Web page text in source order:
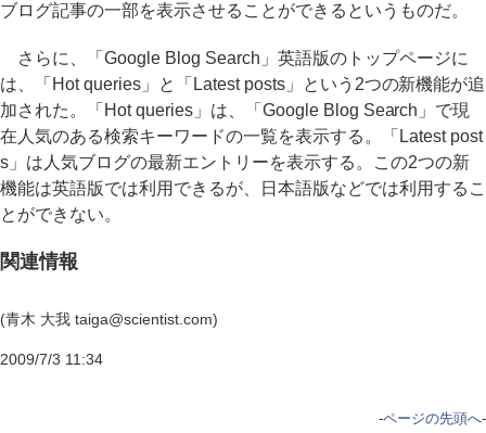
ブログ記事の一部を表示させることができるというものだ。
さらに、「Google Blog Search」英語版のトップページに
は、「Hot queries」と「Latest posts」という2つの新機能が追
加された。「Hot queries」は、「Google Blog Search」で現
在人気のある検索キーワードの一覧を表示する。「Latest post
s」は人気ブログの最新エントリーを表示する。この2つの新
機能は英語版では利用できるが、日本語版などでは利用するこ
とができない。
関連情報
(青木 大我 taiga@scientist.com)
2009/7/3 11:34
-ページの先頭へ-